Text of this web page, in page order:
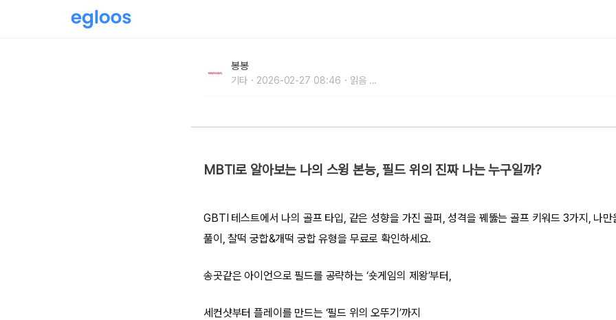
봉봉
기타 2026-02-27 08:46 읽음 ...
MBTI로 알아보는 나의 스윙 본능, 필드 위의 진짜 나는 누구일까?
GBTI 테스트에서 나의 골프 타입, 같은 성향을 가진 골퍼, 성격을 꿰뚫는 골프 키워드 3가지, 나
풀이, 찰떡 궁합&개떡 궁합 유형을 무료로 확인하세요.
송곳같은 아이언으로 필드를 공략하는 ‘숏게임의 제왕’부터,
세컨샷부터 플레이를 만드는 ‘필드 위의 오뚜기’까지